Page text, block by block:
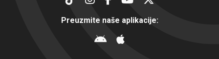
Preuzmite naše aplikacije: